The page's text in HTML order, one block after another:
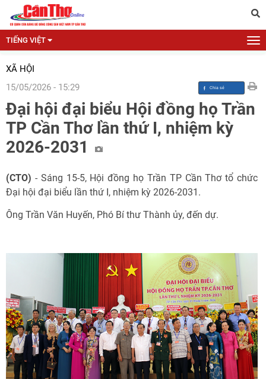
TIẾNG VIỆT
XÃ HỘI
15/05/2026 - 15:29
Đại hội đại biểu Hội đồng họ Trần
TP Cần Thơ lần thứ I, nhiệm kỳ
2026-2031
(CTO) - Sáng 15-5, Hội đồng họ Trần TP Cần Thơ tổ chức
Đại hội đại biểu lần thứ I, nhiệm kỳ 2026-2031.
Ông Trần Văn Huyến, Phó Bí thư Thành ủy, đến dự.